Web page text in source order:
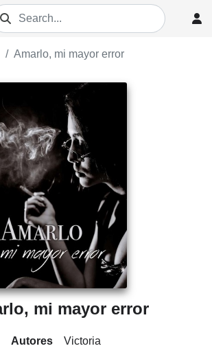
Amarlo, mi mayor error
mi mayor error
Autores
Victoria